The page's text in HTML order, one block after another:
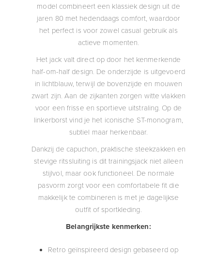
model combineert een klassiek design uit de
jaren 80 met hedendaags comfort, waardoor
het perfect is voor zowel casual gebruik als
actieve momenten.
Het jack valt direct op door het kenmerkende
half-om-half design. De onderzijde is uitgevoerd
in lichtblauw, terwijl de bovenzijde en mouwen
zwart zijn. Aan de zijkanten zorgen witte vlakken
voor een frisse en sportieve uitstraling. Op de
linkerborst vind je het iconische ST-monogram,
subtiel maar herkenbaar.
Dankzij de capuchon, praktische steekzakken en
stevige ritssluiting is dit trainingsjack niet alleen
stijlvol, maar ook functioneel. De normale
pasvorm zorgt voor een comfortabele fit die
makkelijk te combineren is met je dagelijkse
outfit of sportkleding.
Belangrijkste kenmerken:
Retro geïnspireerd design gebaseerd op